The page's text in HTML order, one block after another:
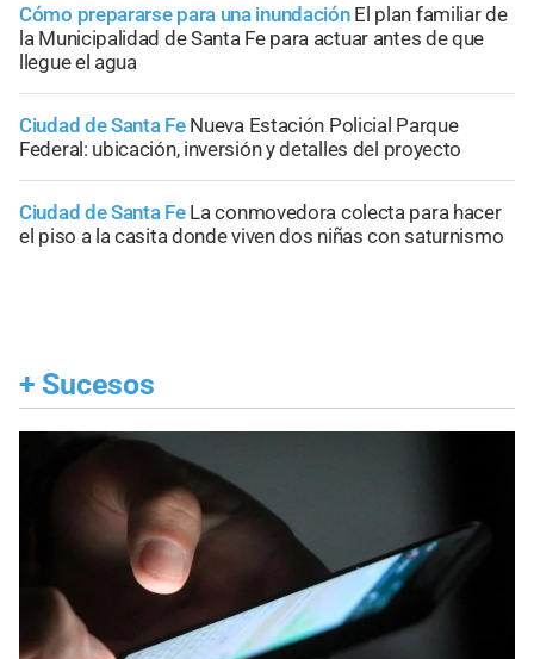
Cómo prepararse para una inundación El plan familiar de
la Municipalidad de Santa Fe para actuar antes de que
llegue el agua
Ciudad de Santa Fe Nueva Estación Policial Parque
Federal: ubicación, inversión y detalles del proyecto
Ciudad de Santa Fe La conmovedora colecta para hacer
el piso a la casita donde viven dos niñas con saturnismo
+ Sucesos